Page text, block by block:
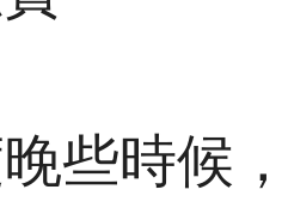
些時候